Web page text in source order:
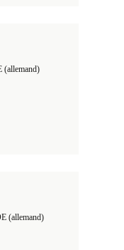
(allemand)
(allemand)